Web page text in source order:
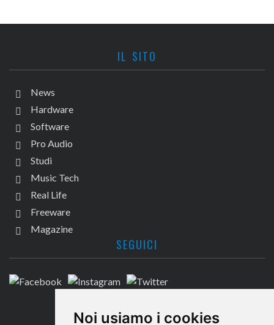
Noi usiamo i cookies
IL SITO
News
Hardware
Software
Pro Audio
Studi
Music Tech
Real Life
Freeware
Magazine
SEGUICI
CONTATTACI